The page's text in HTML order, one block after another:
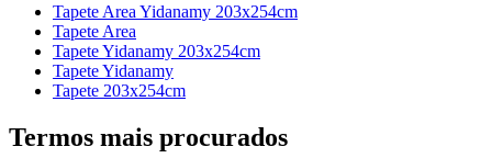
Tapete Area Yidanamy 203x254cm
Tapete Area
Tapete Yidanamy 203x254cm
Tapete Yidanamy
Tapete 203x254cm
Termos mais procurados